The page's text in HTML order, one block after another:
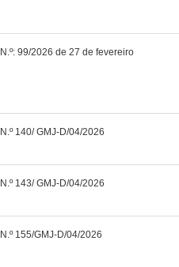
N.º: 99/2026 de 27 de fevereiro
N.º 140/ GMJ-D/04/2026
N.º 143/ GMJ-D/04/2026
N.º 155/GMJ-D/04/2026